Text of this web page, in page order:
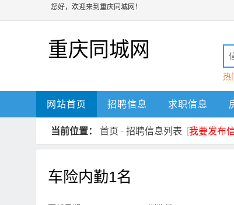
您好，欢迎来到重庆同城网！
重庆同城网
热
动
网站首页 招聘信息 求职信息
当前位置： 首页 - 招聘信息列表 [我要发布
车险内勤1名